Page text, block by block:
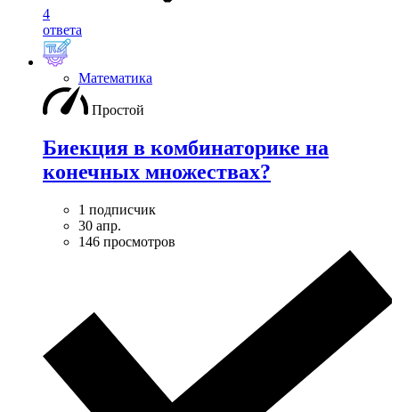
4
ответа
Математика
Простой
Биекция в комбинаторике на
конечных множествах?
1 подписчик
30 апр.
146 просмотров